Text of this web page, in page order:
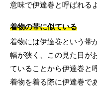
意味で伊達巻と呼ばれる
着物の帯に似ている
着物には伊達巻という帯
幅が狭く、この見た目が
ていることから伊達巻と
着物を着る際に伊達巻で